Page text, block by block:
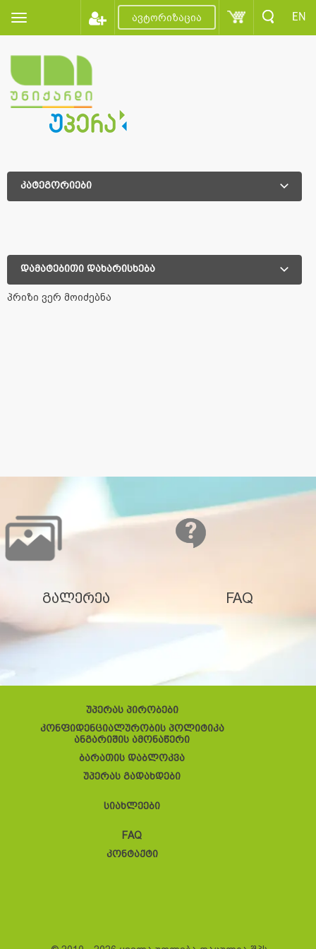
ავტორიზაცია EN
კატეგორიები
დამატებითი დახარისხება
პრიზი ვერ მოიძებნა
გალერეა FAQ
უპერას პირობები
კონფიდენციალურობის პოლიტიკა
ანგარიშის ამონაწერი
ბარათის დაბლოკვა
უპერას გადახდები
სიახლეები
FAQ
კონტაქტი